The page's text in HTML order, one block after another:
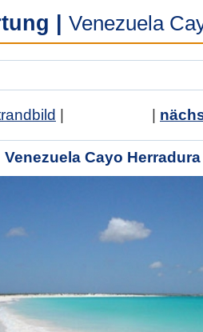
Venezuela
Venezuela Cayo Herradura